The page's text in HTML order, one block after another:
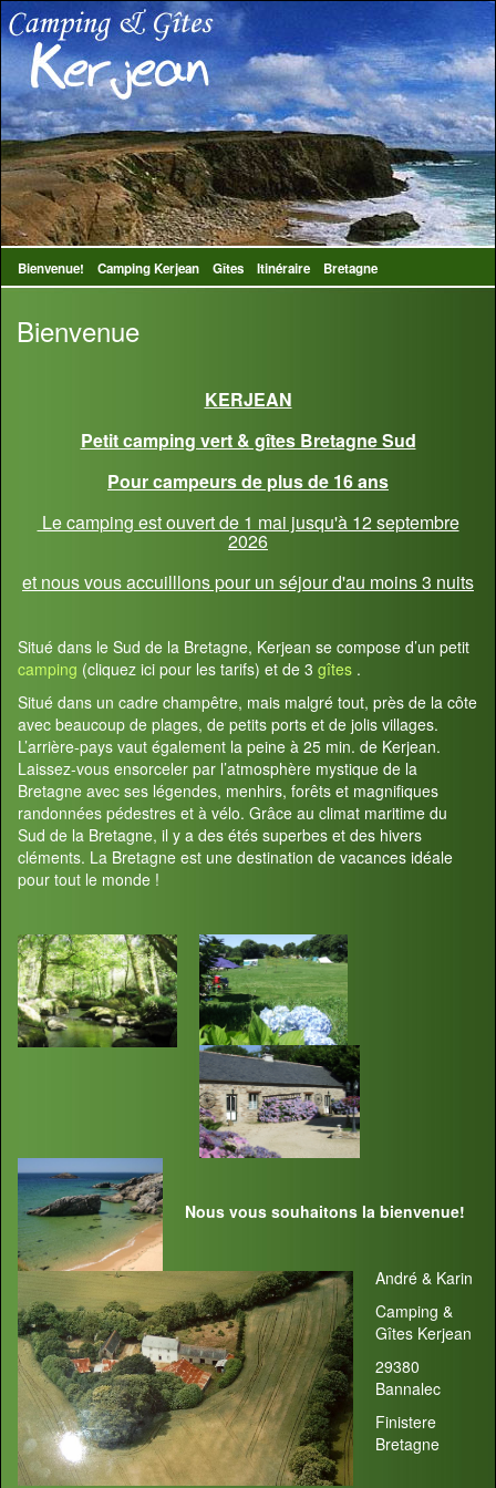
Bienvenue! Camping Kerjean Gîtes Itinéraire Bretagne
Bienvenue
KERJEAN
Petit camping vert & gîtes Bretagne Sud
Pour campeurs de plus de 16 ans
Le camping est ouvert de 1 mai jusqu'à 12 septembre
2026
et nous vous accuilllons pour un séjour d'au moins 3 nuits
Situé dans le Sud de la Bretagne, Kerjean se compose d’un petit
camping (cliquez ici pour les tarifs) et de 3 gîtes .
Situé dans un cadre champêtre, mais malgré tout, près de la côte
avec beaucoup de plages, de petits ports et de jolis villages.
L’arrière-pays vaut également la peine à 25 min. de Kerjean.
Laissez-vous ensorceler par l’atmosphère mystique de la
Bretagne avec ses légendes, menhirs, forêts et magnifiques
randonnées pédestres et à vélo. Grâce au climat maritime du
Sud de la Bretagne, il y a des étés superbes et des hivers
cléments. La Bretagne est une destination de vacances idéale
pour tout le monde !
Nous vous souhaitons la bienvenue!
André & Karin
Camping &
Gîtes Kerjean
29380
Bannalec
Finistere
Bretagne